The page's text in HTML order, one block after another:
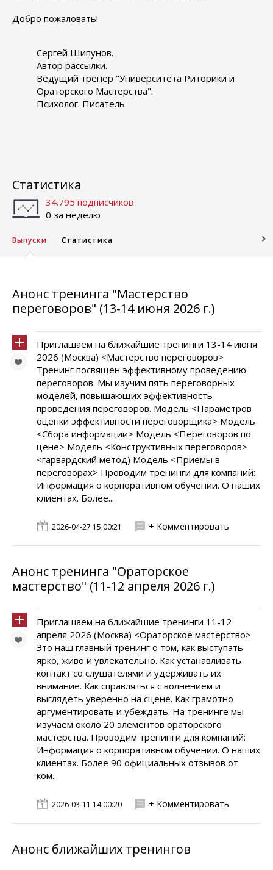
Добро пожаловать!
Сергей Шипунов.
Автор рассылки.
Ведущий тренер "Университета Риторики и
Ораторского Мастерства".
Психолог. Писатель.
Статистика
34.795 подписчиков
0 за неделю
Выпуски Статистика
Анонс тренинга "Мастерство
переговоров" (13-14 июня 2026 г.)
Приглашаем на ближайшие тренинги 13-14 июня
2026 (Москва) <Мастерство переговоров>
Тренинг посвящен эффективному проведению
переговоров. Мы изучим пять переговорных
моделей, повышающих эффективность
проведения переговоров. Модель <Параметров
оценки эффективности переговорщика> Модель
<Сбора информации> Модель <Переговоров по
цене> Модель <Конструктивных переговоров>
<гарвардский метод) Модель <Приемы в
переговорах> Проводим тренинги для компаний:
Информация о корпоративном обучении. О наших
клиентах. Более...
2026-04-27 15:00:21 + Комментировать
Анонс тренинга "Ораторское
мастерство" (11-12 апреля 2026 г.)
Приглашаем на ближайшие тренинги 11-12
апреля 2026 (Москва) <Ораторское мастерство>
Это наш главный тренинг о том, как выступать
ярко, живо и увлекательно. Как устанавливать
контакт со слушателями и удерживать их
внимание. Как справляться с волнением и
выглядеть уверенно на сцене. Как грамотно
аргументировать и убеждать. На тренинге мы
изучаем около 20 элементов ораторского
мастерства. Проводим тренинги для компаний:
Информация о корпоративном обучении. О наших
клиентах. Более 90 официальных отзывов от
ком...
2026-03-11 14:00:20 + Комментировать
Анонс ближайших тренингов